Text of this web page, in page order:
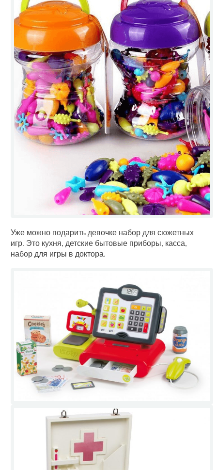
Уже можно подарить девочке набор для сюжетных
игр. Это кухня, детские бытовые приборы, касса,
набор для игры в доктора.